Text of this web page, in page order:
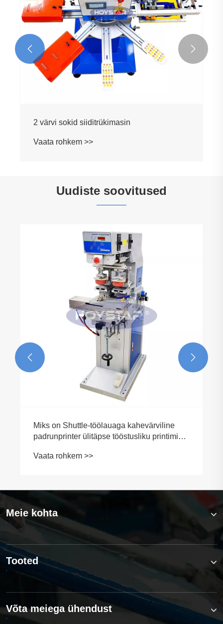
 
Uudiste soovitused
Kuidas saab siiditrükimasin lahendada
tegelikke tootmisprobleeme?
 
Meie kohta
Tooted
Võta meiega ühendust